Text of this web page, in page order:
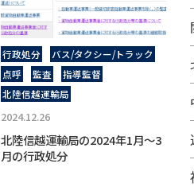
行政処分
バス/タクシー/トラック
点呼
監査
指導監督
北陸信越運輸局
2024.12.26
北陸信越運輸局の2024年1月～3
月の行政処分